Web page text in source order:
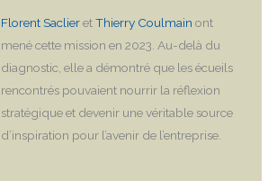
Florent SaclieretThierry Coulmain ont
mené cette mission en 2023. Au-delà du
diagnostic, elle a démontré que les écueils
rencontrés pouvaient nourrir la réflexion
stratégique et devenir une véritable source
d’inspiration pour l’avenir de l’entreprise.